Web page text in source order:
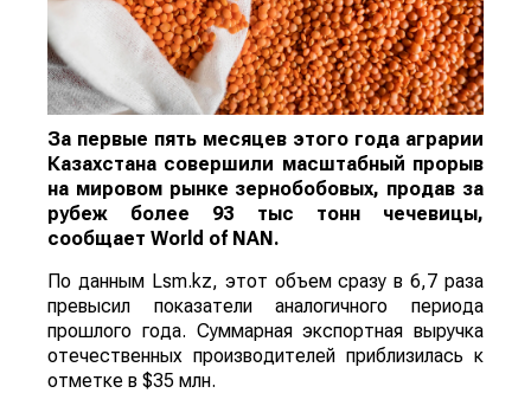
За первые пять месяцев этого года аграрии
Казахстана совершили масштабный прорыв
на мировом рынке зернобобовых, продав за
рубеж более 93 тыс тонн чечевицы,
сообщает World of NAN.
По данным Lsm.kz, этот объем сразу в 6,7 раза
превысил показатели аналогичного периода
прошлого года. Суммарная экспортная выручка
отечественных производителей приблизилась к
отметке в $35 млн.